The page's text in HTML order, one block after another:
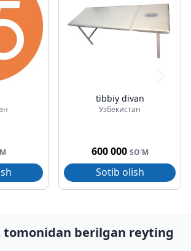
tibbiy divan
Узбекистан
600 000 SO'M
Sotib olish
tomonidan berilgan reyting